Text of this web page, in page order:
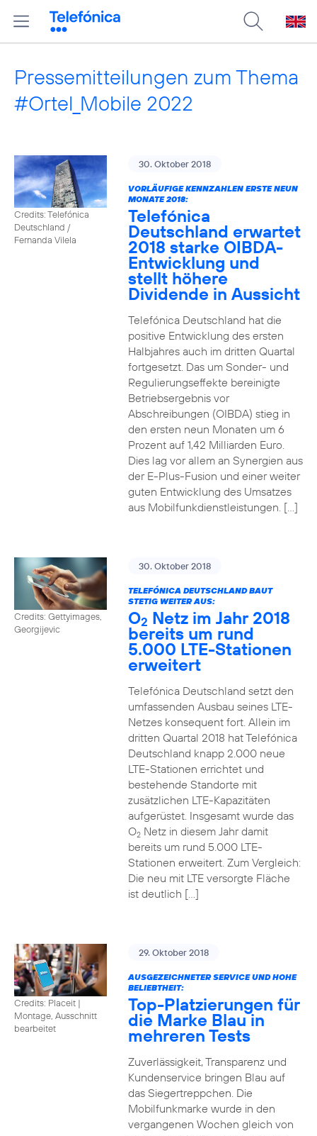
Pressemitteilungen zum Thema
#Ortel_Mobile 2022
Credits: Telefónica
Deutschland /
Fernanda Vilela
30. Oktober 2018
VORLÄUFIGE KENNZAHLEN ERSTE NEUN
MONATE 2018:
Telefónica
Deutschland erwartet
2018 starke OIBDA-
Entwicklung und
stellt höhere
Dividende in Aussicht
Telefónica Deutschland hat die
positive Entwicklung des ersten
Halbjahres auch im dritten Quartal
fortgesetzt. Das um Sonder- und
Regulierungseffekte bereinigte
Betriebsergebnis vor
Abschreibungen (OIBDA) stieg in
den ersten neun Monaten um 6
Prozent auf 1,42 Milliarden Euro.
Dies lag vor allem an Synergien aus
der E-Plus-Fusion und einer weiter
guten Entwicklung des Umsatzes
aus Mobilfunkdienstleistungen. […]
Credits: Gettyimages,
Georgijevic
30. Oktober 2018
TELEFÓNICA DEUTSCHLAND BAUT
STETIG WEITER AUS:
O2 Netz im Jahr 2018
bereits um rund
5.000 LTE-Stationen
erweitert
Telefónica Deutschland setzt den
umfassenden Ausbau seines LTE-
Netzes konsequent fort. Allein im
dritten Quartal 2018 hat Telefónica
Deutschland knapp 2.000 neue
LTE-Stationen errichtet und
bestehende Standorte mit
zusätzlichen LTE-Kapazitäten
aufgerüstet. Insgesamt wurde das
O2Netz in diesem Jahr damit
bereits um rund 5.000 LTE-
Stationen erweitert. Zum Vergleich:
Die neu mit LTE versorgte Fläche
ist deutlich […]
Credits: Placeit |
Montage, Ausschnitt
bearbeitet
29. Oktober 2018
AUSGEZEICHNETER SERVICE UND HOHE
BELIEBTHEIT:
Top-Platzierungen für
die Marke Blau in
mehreren Tests
Zuverlässigkeit, Transparenz und
Kundenservice bringen Blau auf
das Siegertreppchen. Die
Mobilfunkmarke wurde in den
vergangenen Wochen gleich von